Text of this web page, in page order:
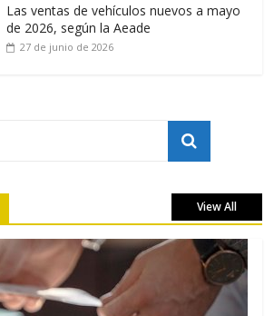
Las ventas de vehículos nuevos a mayo
de 2026, según la Aeade
27 de junio de 2026
View All